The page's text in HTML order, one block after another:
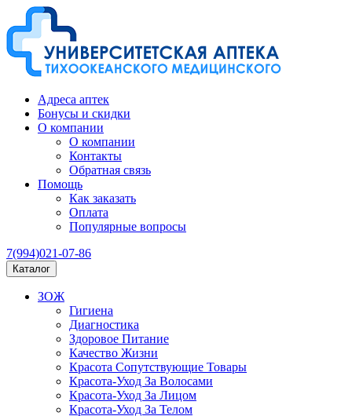
Адреса аптек
Бонусы и скидки
О компании
О компании
Контакты
Обратная связь
Помощь
Как заказать
Оплата
Популярные вопросы
7(994)021-07-86
Каталог
ЗОЖ
Гигиена
Диагностика
Здоровое Питание
Качество Жизни
Красота Сопутствующие Товары
Красота-Уход За Волосами
Красота-Уход За Лицом
Красота-Уход За Телом